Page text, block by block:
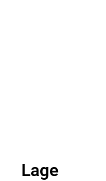
Lage